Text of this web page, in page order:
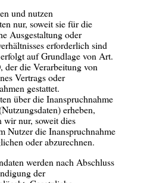
und nutzen
nur, soweit sie für die
Ausgestaltung oder
erforderlich sind
auf Grundlage von Art.
die Verarbeitung von
Vertrags oder
gestattet.
über die Inanspruchnahme
erheben,
wir nur, soweit dies
Nutzer die Inanspruchnahme
oder abzurechnen.
werden nach Abschluss
der